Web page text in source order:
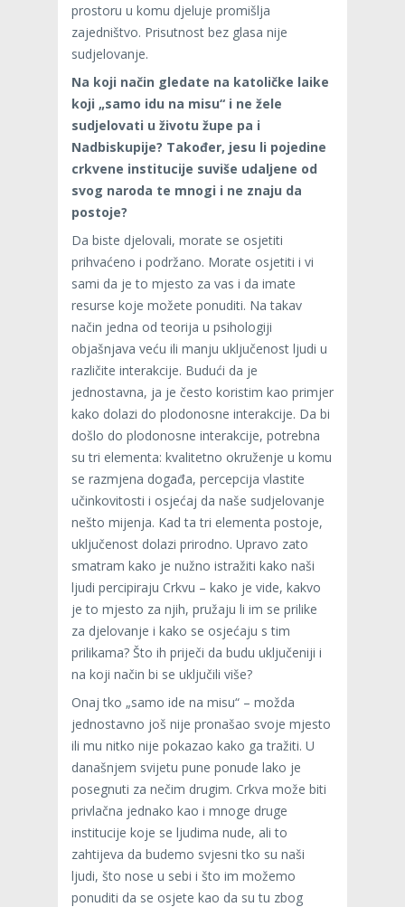
prostoru u komu djeluje promišlja
zajedništvo. Prisutnost bez glasa nije
sudjelovanje.
Na koji način gledate na katoličke laike
koji „samo idu na misu“ i ne žele
sudjelovati u životu župe pa i
Nadbiskupije? Također, jesu li pojedine
crkvene institucije suviše udaljene od
svog naroda te mnogi i ne znaju da
postoje?
Da biste djelovali, morate se osjetiti
prihvaćeno i podržano. Morate osjetiti i vi
sami da je to mjesto za vas i da imate
resurse koje možete ponuditi. Na takav
način jedna od teorija u psihologiji
objašnjava veću ili manju uključenost ljudi u
različite interakcije. Budući da je
jednostavna, ja je često koristim kao primjer
kako dolazi do plodonosne interakcije. Da bi
došlo do plodonosne interakcije, potrebna
su tri elementa: kvalitetno okruženje u komu
se razmjena događa, percepcija vlastite
učinkovitosti i osjećaj da naše sudjelovanje
nešto mijenja. Kad ta tri elementa postoje,
uključenost dolazi prirodno. Upravo zato
smatram kako je nužno istražiti kako naši
ljudi percipiraju Crkvu – kako je vide, kakvo
je to mjesto za njih, pružaju li im se prilike
za djelovanje i kako se osjećaju s tim
prilikama? Što ih priječi da budu uključeniji i
na koji način bi se uključili više?
Onaj tko „samo ide na misu“ – možda
jednostavno još nije pronašao svoje mjesto
ili mu nitko nije pokazao kako ga tražiti. U
današnjem svijetu pune ponude lako je
posegnuti za nečim drugim. Crkva može biti
privlačna jednako kao i mnoge druge
institucije koje se ljudima nude, ali to
zahtijeva da budemo svjesni tko su naši
ljudi, što nose u sebi i što im možemo
ponuditi da se osjete kao da su tu zbog